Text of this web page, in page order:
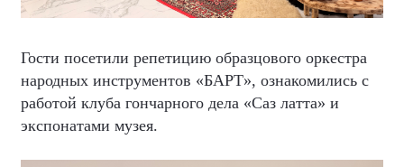
Гости посетили репетицию образцового оркестра
народных инструментов «БАРТ», ознакомились с
работой клуба гончарного дела «Саз латта» и
экспонатами музея.